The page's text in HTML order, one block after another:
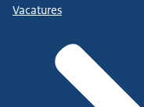
Vacatures